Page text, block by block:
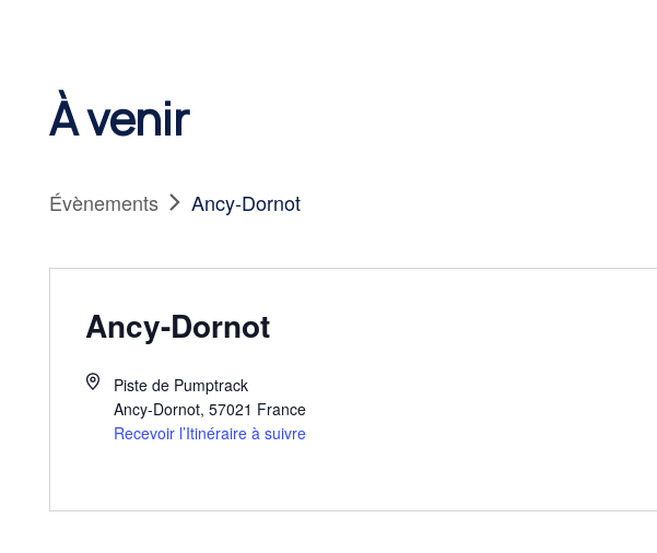
À venir
Évènements Ancy-Dornot
Ancy-Dornot
Piste de Pumptrack
Ancy-Dornot, 57021 France
Recevoir l’Itinéraire à suivre